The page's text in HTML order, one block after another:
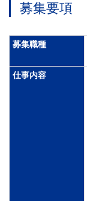
募集要項
募集職種
仕事内容